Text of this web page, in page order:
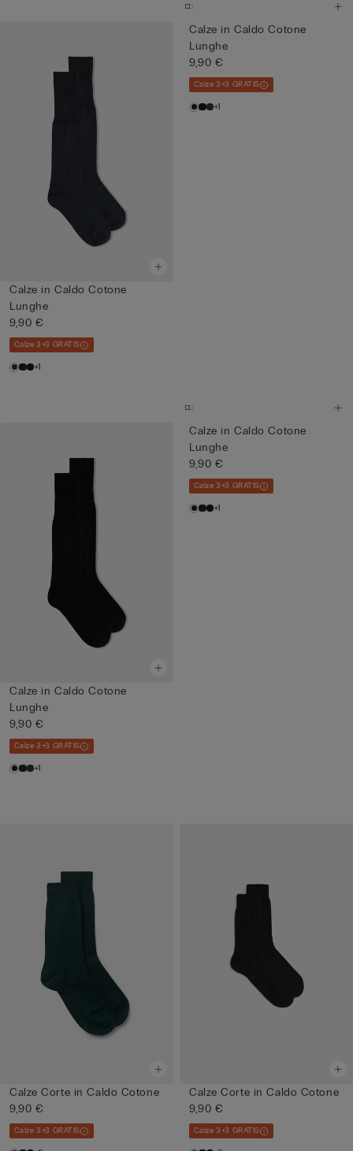
Calze in Caldo Cotone
Lunghe
9,90 €
Calze 3+3 GRATIS
+1
Calze in Caldo Cotone
Lunghe
9,90 €
Calze 3+3 GRATIS
+1
Calze in Caldo Cotone
Lunghe
9,90 €
Calze 3+3 GRATIS
+1
Calze in Caldo Cotone
Lunghe
9,90 €
Calze 3+3 GRATIS
+1
Calze Corte in Caldo Cotone
9,90 €
Calze 3+3 GRATIS
Calze Corte in Caldo Cotone
9,90 €
Calze 3+3 GRATIS